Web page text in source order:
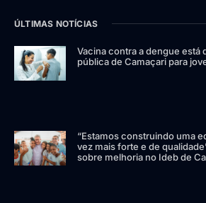
ÚLTIMAS NOTÍCIAS
Vacina contra a dengue está
pública de Camaçari para
“Estamos construindo uma
vez mais forte e de
sobre melhoria no Ideb de